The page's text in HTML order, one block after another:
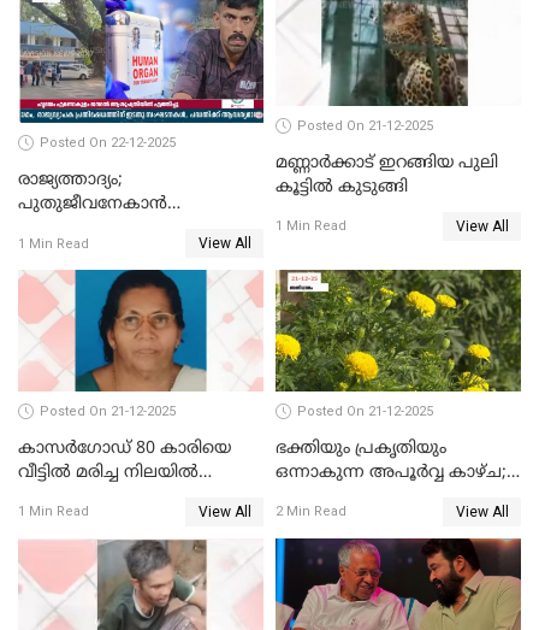
Posted On 22-12-2025
രാജ്യത്താദ്യം;
പുതുജീവനേകാൻ
എറണാകുളം സർക്കാർ
ജനറൽ
ആശുപത്രിയിലെത്തിച്ചു
1 Min Read View All
Posted On 21-12-2025
മണ്ണാർക്കാട് ഇറങ്ങിയ പുലി
കൂട്ടിൽ കുടുങ്ങി
1 Min Read View All
Posted On 21-12-2025
കാസർഗോഡ് 80 കാരിയെ
വീട്ടിൽ മരിച്ച നിലയിൽ
1 Min Read View All
Posted On 21-12-2025
ഭക്തിയും പ്രകൃതിയും
ഒന്നാകുന്ന അപൂര്‍വ്വ കാഴ്ച;
കാഴ്ചാനുഭവമൊരുക്കി
ശബരീ നന്ദനം
2 Min Read View All